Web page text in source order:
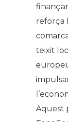
reforça
teixit
Aquest